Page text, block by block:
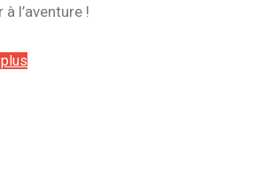
l’aventure !